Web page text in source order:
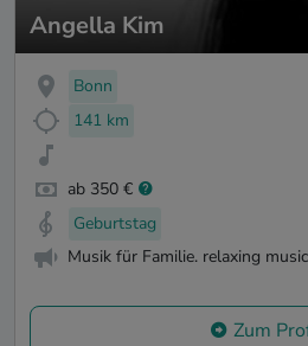
Angella Kim
Bonn
141 km
ab 350 €
Geburtstag
Musik für Familie. relaxing music
Zum